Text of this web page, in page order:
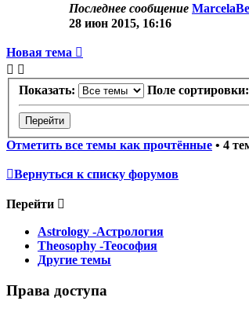
Последнее сообщение
28 июн 2015, 16:16
Новая тема
Показать: Поле сортировки:
Отметить все темы как прочтённые • 4
Вернуться к списку форумов
Перейти
Astrology -Астрология
Theosophy -Теософия
Другие темы
Права доступа